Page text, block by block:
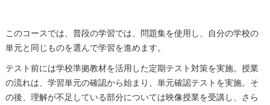
このコースでは、普段の学習では、問題集を使用し、自分の学校の
単元と同じものを選んで学習を進めます。
テスト前には学校準拠教材を活用した定期テスト対策を実施。授業
の流れは、学習単元の確認から始まり、単元確認テストを実施。そ
の後、理解が不足している部分については映像授業を受講し、さら